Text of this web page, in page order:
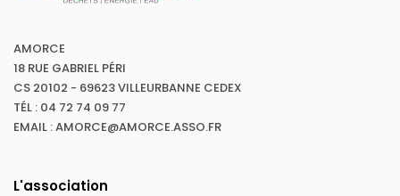
AMORCE
18 RUE GABRIEL PÉRI
CS 20102 - 69623 VILLEURBANNE CEDEX
TÉL : 04 72 74 09 77
EMAIL : AMORCE@AMORCE.ASSO.FR
L'association